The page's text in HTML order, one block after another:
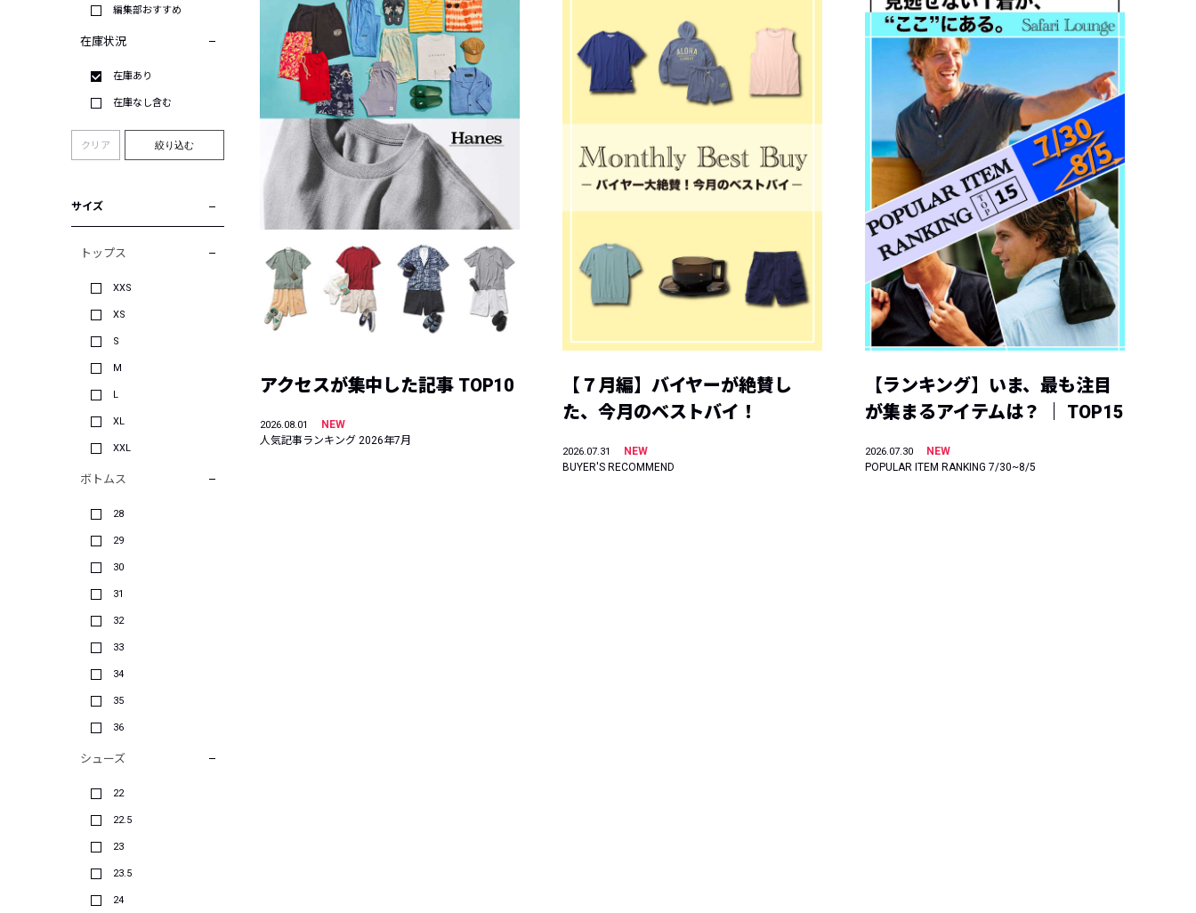
編集部おすすめ
在庫状況
在庫あり
在庫なし含む
クリア 絞り込む
サイズ
トップス
XXS
XS
S
M
L
XL
XXL
ボトムス
28
29
30
31
32
33
34
35
36
シューズ
22
22.5
23
23.5
24
アクセスが集中した記事 TOP10
2026.08.01
NEW
人気記事ランキング 2026年7月
【７月編】バイヤーが絶賛し
た、今月のベストバイ！
2026.07.31
NEW
BUYER'S RECOMMEND
【ランキング】いま、最も注目
が集まるアイテムは？ ｜ TOP15
2026.07.30
NEW
POPULAR ITEM RANKING 7/30~8/5